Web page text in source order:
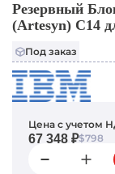
Резервный
(Artesyn) C14
Под заказ
Цена с учетом
67 348 ₽$798